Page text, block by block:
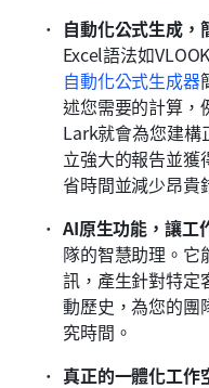
自動化公式生成，
Excel語法如
自動化公式生成器
述您需要的計算，
Lark就會為您建構
立強大的報告並獲
省時間並減少昂貴
AI原生功能，讓工
隊的智慧助理。它
訊，產生針對特定
動歷史，為您的團
究時間。
真正的一體化工作